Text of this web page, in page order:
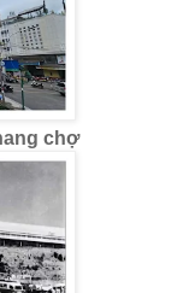
chợ